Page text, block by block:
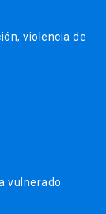
violencia de
vulnerado